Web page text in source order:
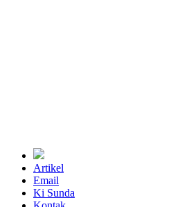
Artikel
Email
Ki Sunda